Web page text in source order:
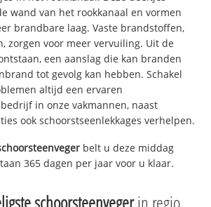
wand van het rookkanaal en vormen
brandbare laag. Vaste brandstoffen,
zorgen voor meer vervuiling. Uit de
een aanslag die kan branden
tot gevolg kan hebben. Schakel
altijd een ervaren
in onze vakmannen, naast
ook schoorstseenlekkages verhelpen.
belt u deze middag
365 dagen per jaar voor u klaar.
schoorsteenvegerin regio